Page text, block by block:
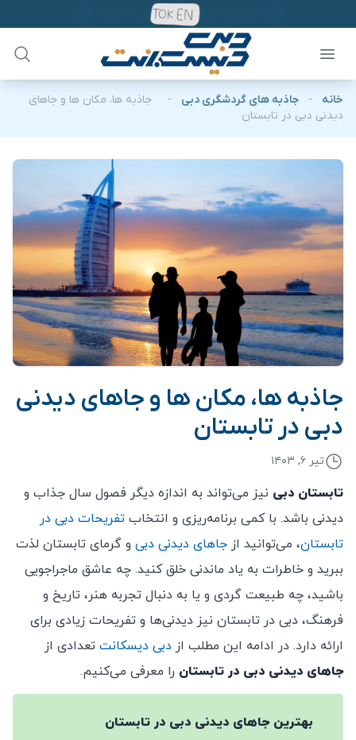
خانه - جاذبه های گردشگری دبی -
جاذبه ها، مکان ها و جاهای
دیدنی دبی در تابستان
جاذبه ها، مکان ها و جاهای دیدنی
دبی در تابستان
تیر ۶, ۱۴۰۳
تابستان دبی نیز می‌تواند به اندازه دیگر فصول سال جذاب و
دیدنی باشد. با کمی برنامه‌ریزی و انتخاب تفریحات دبی در
تابستان، می‌توانید از جاهای دیدنی دبی و گرمای تابستان لذت
ببرید و خاطرات به یاد ماندنی خلق کنید. چه عاشق ماجراجویی
باشید، چه طبیعت گردی و یا به دنبال تجربه هنر، تاریخ و
فرهنگ، دبی در تابستان نیز دیدنی‌ها و تفریحات زیادی برای
ارائه دارد. در ادامه این مطلب از دبی دیسکانت تعدادی از
جاهای دیدنی دبی در تابستان را معرفی می‌کنیم.
بهترین جاهای دیدنی دبی در تابستان